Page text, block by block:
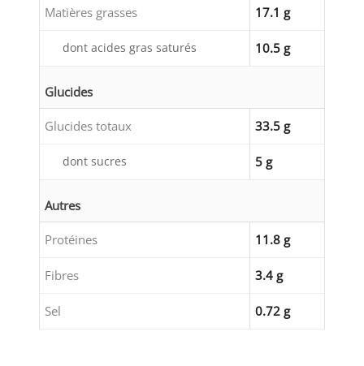
Matières grasses 17.1 g
dont acides gras saturés 10.5 g
Glucides
Glucides totaux 33.5 g
dont sucres 5 g
Autres
Protéines 11.8 g
Fibres 3.4 g
Sel 0.72 g